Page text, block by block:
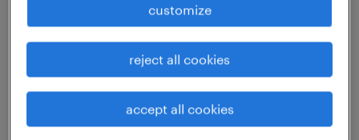
job details
Randstad Italia Spa ricerca per azienda
cliente leader nel settore delle
telecomunicazioni, per importante e
customize
reject all cookies
accept all cookies